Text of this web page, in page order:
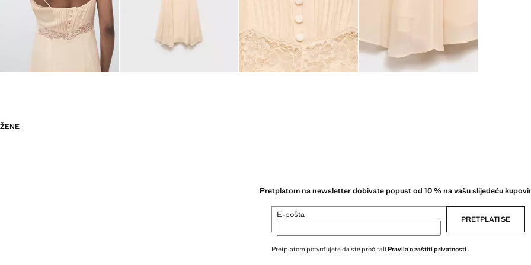
ŽENE
Pretplatom na newsletter dobivate popust od 10 % na vašu slijedeću
E-pošta PRETPLATI SE
Pretplatom potvrđujete da ste pročitali Pravila o zaštiti privatnosti .